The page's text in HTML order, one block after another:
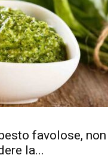
favolose, non
la...